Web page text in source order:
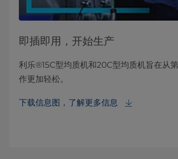
即插即用，开始生产
利乐®15C型均质机和20C型均质机旨在从
作更加轻松。
下载信息图，了解更多信息